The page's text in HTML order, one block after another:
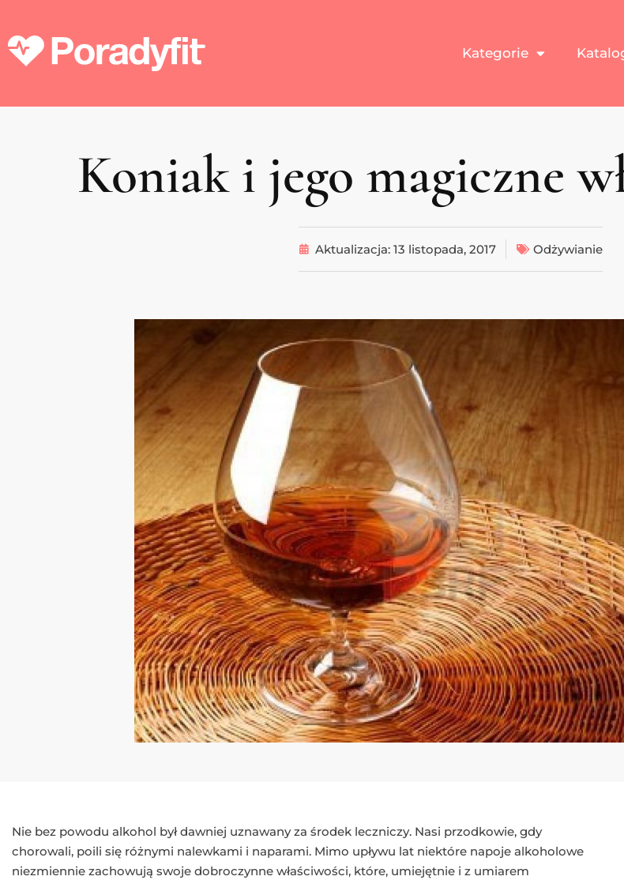
Kategorie
Koniak i jego magiczne
Aktualizacja: 13 listopada, 2017 Odżywianie
Nie bez powodu alkohol był dawniej uznawany za środek leczniczy. Nasi przodkowie, gdy
chorowali, poili się różnymi nalewkami i naparami. Mimo upływu lat niektóre napoje alkoholowe
niezmiennie zachowują swoje dobroczynne właściwości, które, umiejętnie i z umiarem